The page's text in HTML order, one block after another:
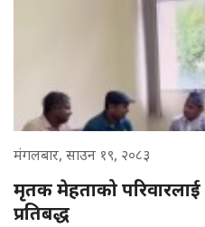
मंगलबार, साउन १९, २०८३
मृतक मेहताको परिवारलाई
प्रतिबद्ध